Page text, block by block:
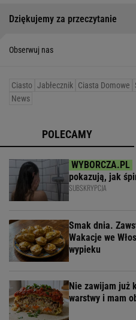
Dziękujemy za przeczytanie
Obserwuj nas
Ciasto Jabłecznik Ciasta Domowe
News
POLECAMY
pokazują, jak
SUBSKRYPCJA
Smak dnia.
Wakacje we
wypieku
Nie zawijam już
warstwy i mam